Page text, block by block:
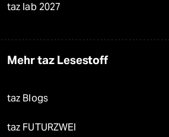
taz lab 2027
Mehr taz Lesestoff
taz Blogs
taz FUTURZWEI